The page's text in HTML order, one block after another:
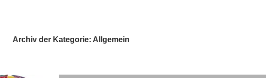
Archiv der Kategorie: Allgemein